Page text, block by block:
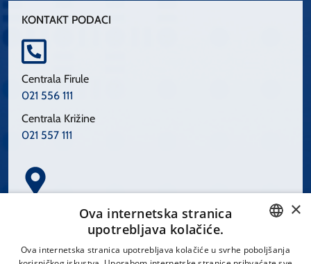
KONTAKT PODACI
Centrala Firule
021 556 111
Centrala Križine
021 557 111
Spinčićeva 1, 21000 Split
CROATIAN
×
Ova internetska stranica
upotrebljava kolačiće.
Ova internetska stranica upotrebljava kolačiće u svrhe poboljšanja